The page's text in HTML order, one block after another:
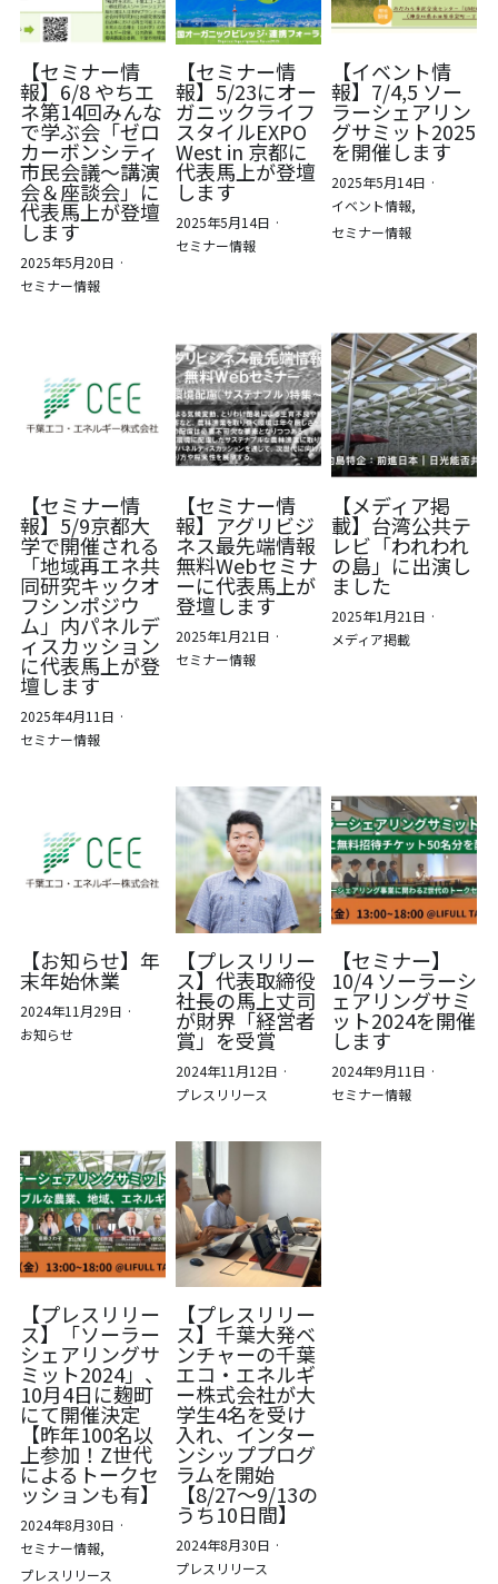
【セミナー情
報】6/8 やちエ
ネ第14回みんな
で学ぶ会「ゼロ
カーボンシティ
市民会議～講演
会＆座談会」に
代表馬上が登壇
します
2025年5月20日 ·
セミナー情報
【セミナー情
報】5/23にオー
ガニックライフ
スタイルEXPO
West in 京都に
代表馬上が登壇
します
2025年5月14日 ·
セミナー情報
【イベント情
報】7/4,5 ソー
ラーシェアリン
グサミット2025
を開催します
2025年5月14日 ·
イベント情報,
セミナー情報
【セミナー情
報】5/9京都大
学で開催される
「地域再エネ共
同研究キックオ
フシンポジウ
ム」内パネルデ
ィスカッション
に代表馬上が登
壇します
2025年4月11日 ·
セミナー情報
【セミナー情
報】アグリビジ
ネス最先端情報
無料Webセミナ
ーに代表馬上が
登壇します
2025年1月21日 ·
セミナー情報
【メディア掲
載】台湾公共テ
レビ「われわれ
の島」に出演し
ました
2025年1月21日 ·
メディア掲載
【お知らせ】年
末年始休業
2024年11月29日 ·
お知らせ
【プレスリリー
ス】代表取締役
社長の馬上丈司
が財界「経営者
賞」を受賞
2024年11月12日 ·
プレスリリース
【セミナー】
10/4 ソーラーシ
ェアリングサミ
ット2024を開催
します
2024年9月11日 ·
セミナー情報
【プレスリリー
ス】「ソーラー
シェアリングサ
ミット2024」、
10月4日に麹町
にて開催決定
【昨年100名以
上参加！Z世代
によるトークセ
ッションも有】
2024年8月30日 ·
セミナー情報,
プレスリリース
【プレスリリー
ス】千葉大発ベ
ンチャーの千葉
エコ・エネルギ
ー株式会社が大
学生4名を受け
入れ、インター
ンシッププログ
ラムを開始
【8/27〜9/13の
うち10日間】
2024年8月30日 ·
プレスリリース